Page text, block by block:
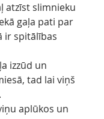
atzīst slimnieku
gaļa pati par
ir spitālības
izzūd un
tad lai viņš
aplūkos un